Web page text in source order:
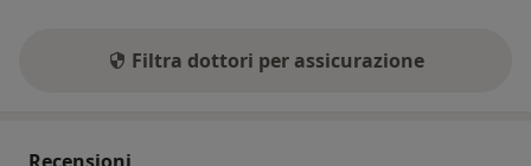
Filtra dottori per assicurazione